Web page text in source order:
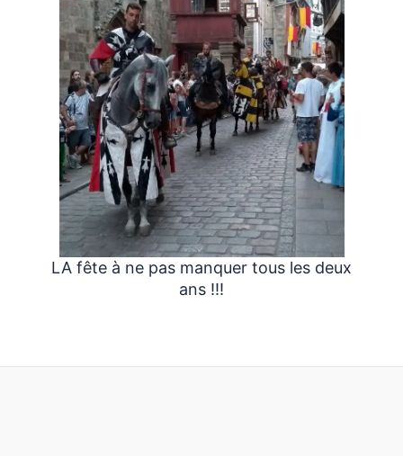
LA fête à ne pas manquer tous les deux
ans !!!